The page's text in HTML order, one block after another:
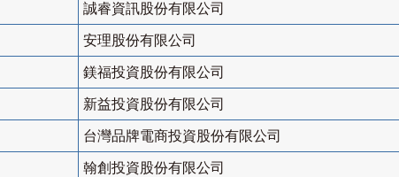
誠睿資訊股份有限公司
安理股份有限公司
鎂福投資股份有限公司
新益投資股份有限公司
台灣品牌電商投資股份有限公司
翰創投資股份有限公司